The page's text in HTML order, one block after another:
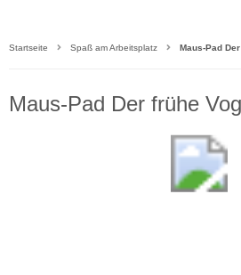
Startseite Spaß am Arbeitsplatz Maus-Pad Der
Maus-Pad Der frühe